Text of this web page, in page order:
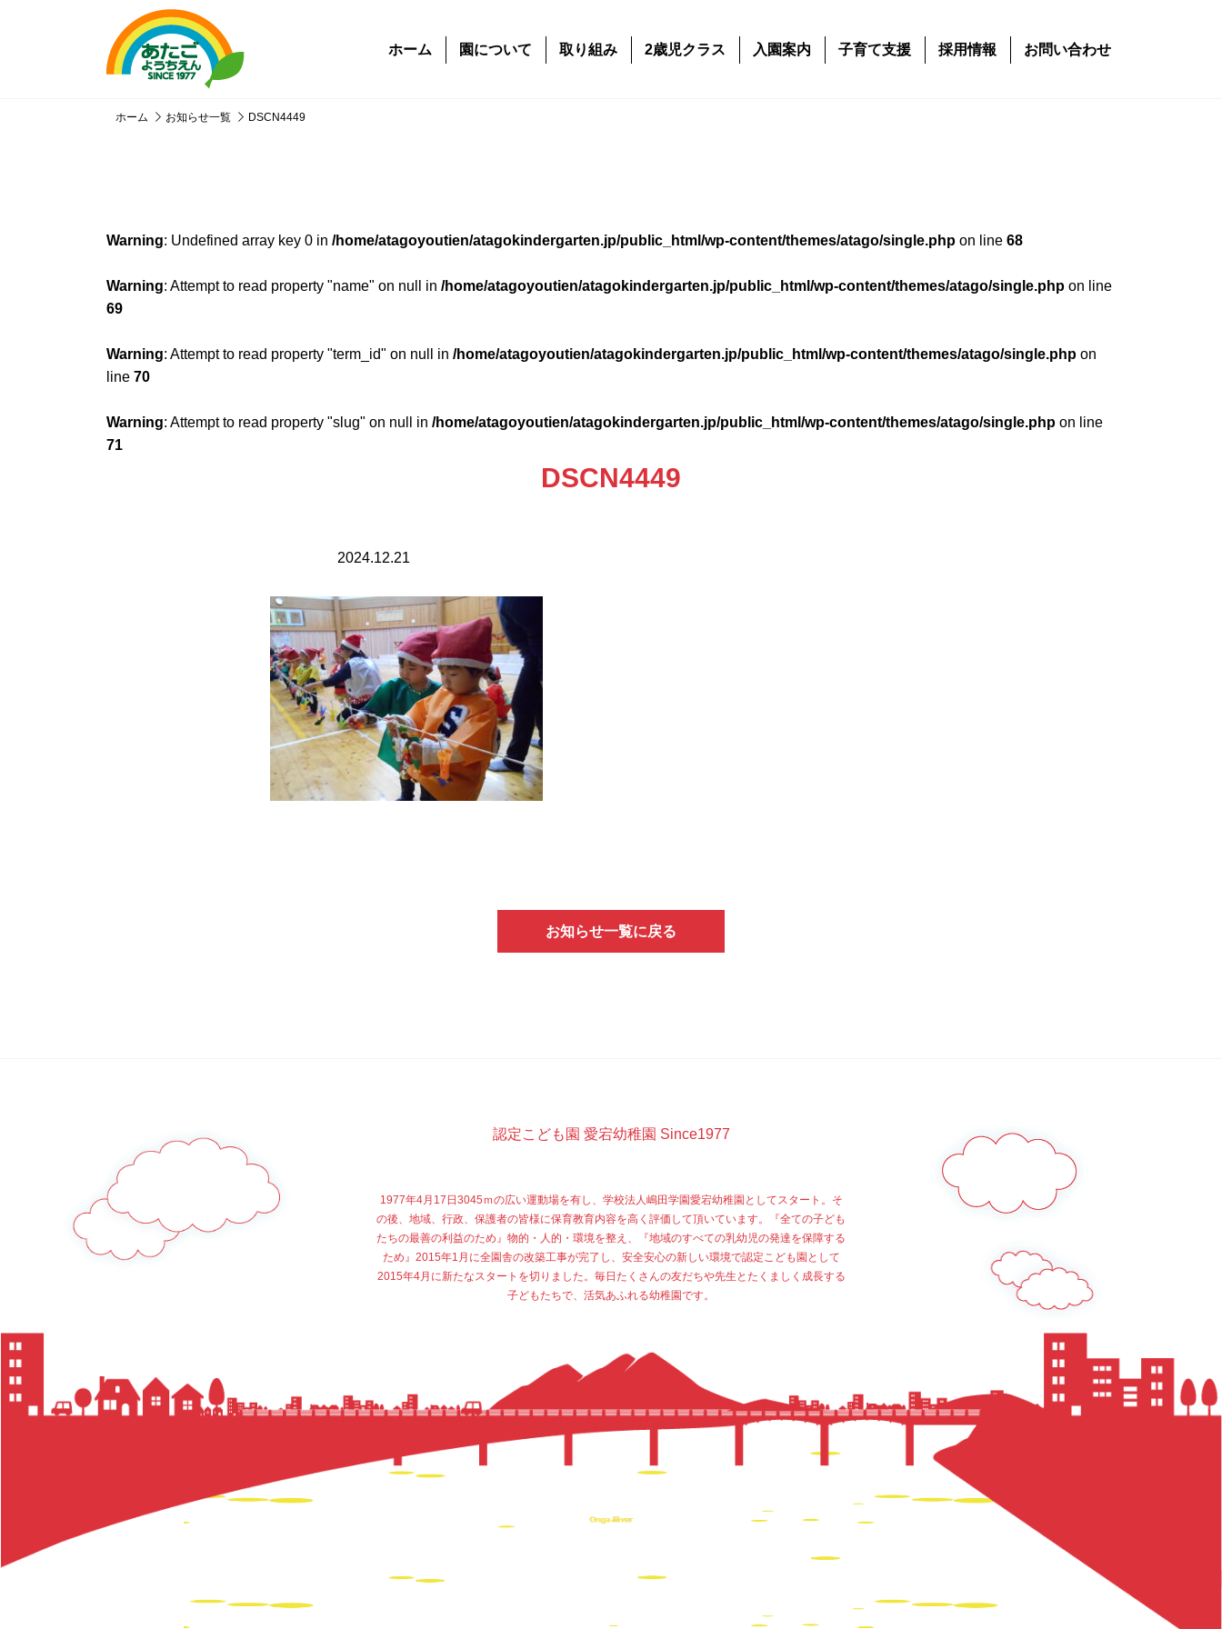
ホーム 園について 取り組み 2歳児クラス 入園案内 子育て支援 採用情報 お問い合わせ
ホーム お知らせ一覧 DSCN4449
Warning: Undefined array key 0 in /home/atagoyoutien/atagokindergarten.jp/public_html/wp-content/themes/atago/single.php on line 68
Warning: Attempt to read property "name" on null in /home/atagoyoutien/atagokindergarten.jp/public_html/wp-content/themes/atago/single.php on line
69
Warning: Attempt to read property "term_id" on null in /home/atagoyoutien/atagokindergarten.jp/public_html/wp-content/themes/atago/single.php on
line 70
Warning: Attempt to read property "slug" on null in /home/atagoyoutien/atagokindergarten.jp/public_html/wp-content/themes/atago/single.php on line
71
DSCN4449
2024.12.21
お知らせ一覧に戻る
認定こども園 愛宕幼稚園 Since1977
1977年4月17日3045ｍの広い運動場を有し、学校法人嶋田学園愛宕幼稚園としてスタート。そ
の後、地域、行政、保護者の皆様に保育教育内容を高く評価して頂いています。『全ての子ども
たちの最善の利益のため』物的・人的・環境を整え、『地域のすべての乳幼児の発達を保障する
ため』2015年1月に全園舎の改築工事が完了し、安全安心の新しい環境で認定こども園として
2015年4月に新たなスタートを切りました。毎日たくさんの友だちや先生とたくましく成長する
子どもたちで、活気あふれる幼稚園です。